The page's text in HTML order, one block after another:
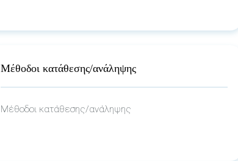
Μέθοδοι κατάθεσης/ανάληψης
Μέθοδοι κατάθεσης/ανάληψης